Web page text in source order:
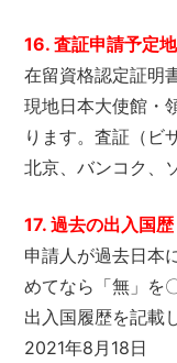
16. 査証申請予定地
在留資格認定証明
現地日本大使館・
ります。査証（ビ
北京、バンコク、
17. 過去の出入国歴
申請人が過去日本
めてなら「無」を
出入国履歴を記載
2021年8月18日